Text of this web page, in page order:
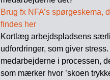
Brug fx NFA’s spørgeskema,
findes her
Kortlæg arbejdspladsens
udfordringer, som giver
medarbejderne i processen,
som mærker hvor ’skoen